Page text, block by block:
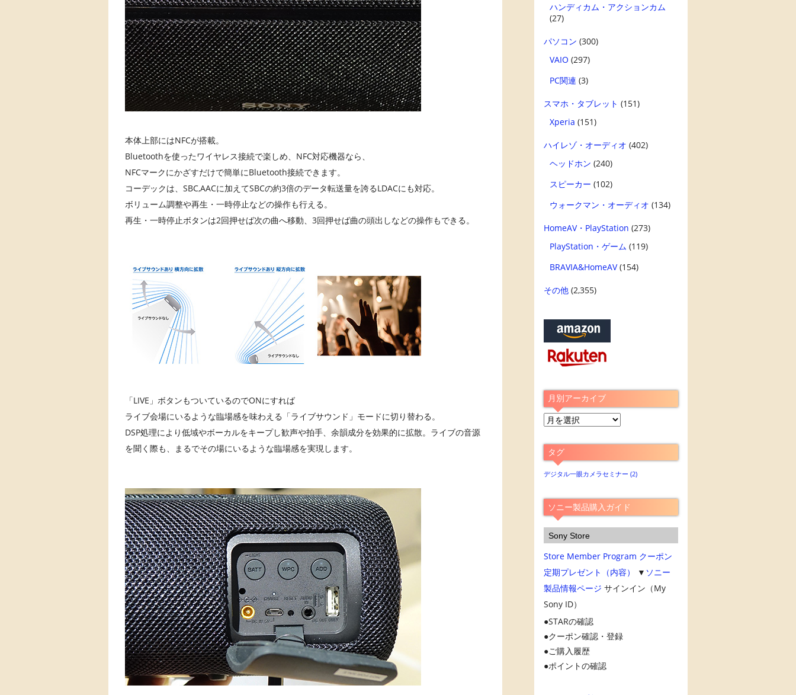
本体上部にはNFCが搭載。
Bluetoothを使ったワイヤレス接続で楽しめ、NFC対応機器なら、
NFCマークにかざすだけで簡単にBluetooth接続できます。
コーデックは、SBC,AACに加えてSBCの約3倍のデータ転送量を誇るLDACにも対応。
ボリューム調整や再生・一時停止などの操作も行える。
再生・一時停止ボタンは2回押せば次の曲へ移動、3回押せば曲の頭出しなどの操作もできる。
「LIVE」ボタンもついているのでONにすれば
ライブ会場にいるような臨場感を味わえる「ライブサウンド」モードに切り替わる。
DSP処理により低域やボーカルをキープし歓声や拍手、余韻成分を効果的に拡散。ライブの音源
を聞く際も、まるでその場にいるような臨場感を実現します。
ハンディカム・アクションカム
(27)
パソコン (300)
VAIO (297)
PC関連 (3)
スマホ・タブレット (151)
Xperia (151)
ハイレゾ・オーディオ (402)
ヘッドホン (240)
スピーカー (102)
ウォークマン・オーディオ (134)
HomeAV・PlayStation (273)
PlayStation・ゲーム (119)
BRAVIA&HomeAV(154)
その他(2,355)
月別アーカイブ
月
ア
ー
カ
ブ
タグ
デジタル一眼カメラセミナー (2)
ソニー製品購入ガイド
Sony Store
Store Member Program クーポン
定期プレゼント（内容）
▼ ソニー
製品情報ページ サインイン（My
Sony ID）
STARの確認
クーポン確認・登録
ご購入履歴
ポイントの確認